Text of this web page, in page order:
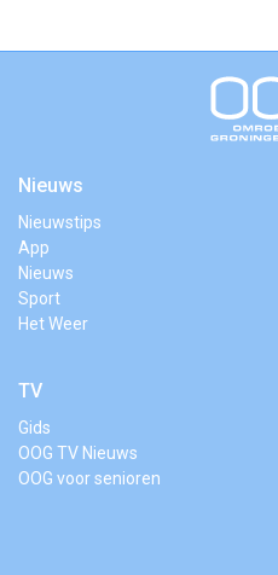
Nieuws
Nieuwstips
App
Nieuws
Sport
Het Weer
TV
Gids
OOG TV Nieuws
OOG voor senioren